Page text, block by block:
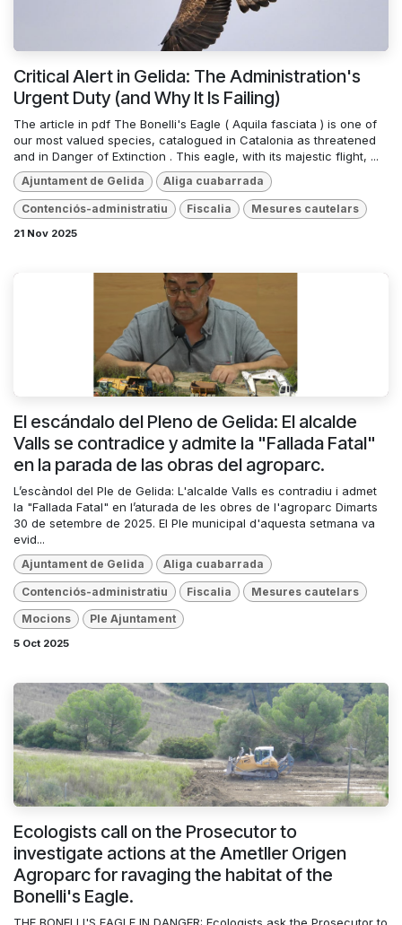
Critical Alert in Gelida: The Administration's
Urgent Duty (and Why It Is Failing)
The article in pdf The Bonelli's Eagle ( Aquila fasciata ) is one of
our most valued species, catalogued in Catalonia as threatened
and in Danger of Extinction . This eagle, with its majestic flight, ...
Ajuntament de Gelida Aliga cuabarrada
Contenciós-administratiu Fiscalia Mesures cautelars
21 Nov 2025
El escándalo del Pleno de Gelida: El alcalde
Valls se contradice y admite la "Fallada Fatal"
en la parada de las obras del agroparc.
L’escàndol del Ple de Gelida: L'alcalde Valls es contradiu i admet
la "Fallada Fatal" en l’aturada de les obres de l'agroparc Dimarts
30 de setembre de 2025. El Ple municipal d'aquesta setmana va
evid...
Ajuntament de Gelida Aliga cuabarrada
Contenciós-administratiu Fiscalia Mesures cautelars
Mocions Ple Ajuntament
5 Oct 2025
Ecologists call on the Prosecutor to
investigate actions at the Ametller Origen
Agroparc for ravaging the habitat of the
Bonelli's Eagle.